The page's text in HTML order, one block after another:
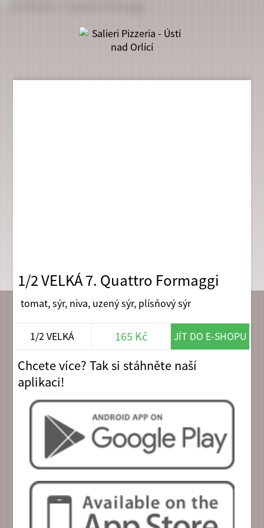
1/2 VELKÁ 7. Quattro Formaggi
tomat, sýr, niva, uzený sýr, plísňový sýr
1/2 VELKÁ 165 Kč JÍT DO E-SHOPU
Chcete více? Tak si stáhněte naší
aplikaci!